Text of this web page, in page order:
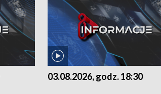
03.08.2026, godz. 18:30